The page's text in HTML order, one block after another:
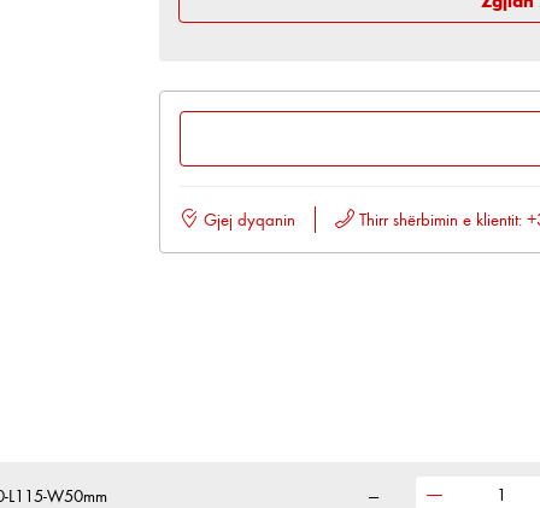
Gjej dyqanin Thirr shërbimin e klientit:
L115-W50mm —